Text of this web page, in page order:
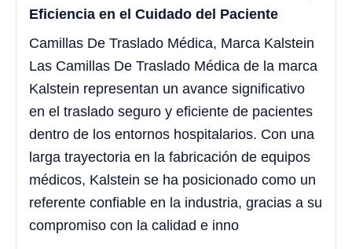
Eficiencia en el Cuidado del Paciente
Camillas De Traslado Médica, Marca Kalstein
Las Camillas De Traslado Médica de la marca
Kalstein representan un avance significativo
en el traslado seguro y eficiente de pacientes
dentro de los entornos hospitalarios. Con una
larga trayectoria en la fabricación de equipos
médicos, Kalstein se ha posicionado como un
referente confiable en la industria, gracias a su
compromiso con la calidad e inno